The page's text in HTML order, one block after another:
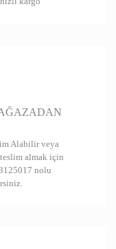
Alabilir veya
almak için
nolu